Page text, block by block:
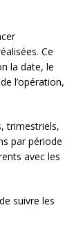
Ce
la date, le
l’opération,
trimestriels,
par période
avec les
suivre les